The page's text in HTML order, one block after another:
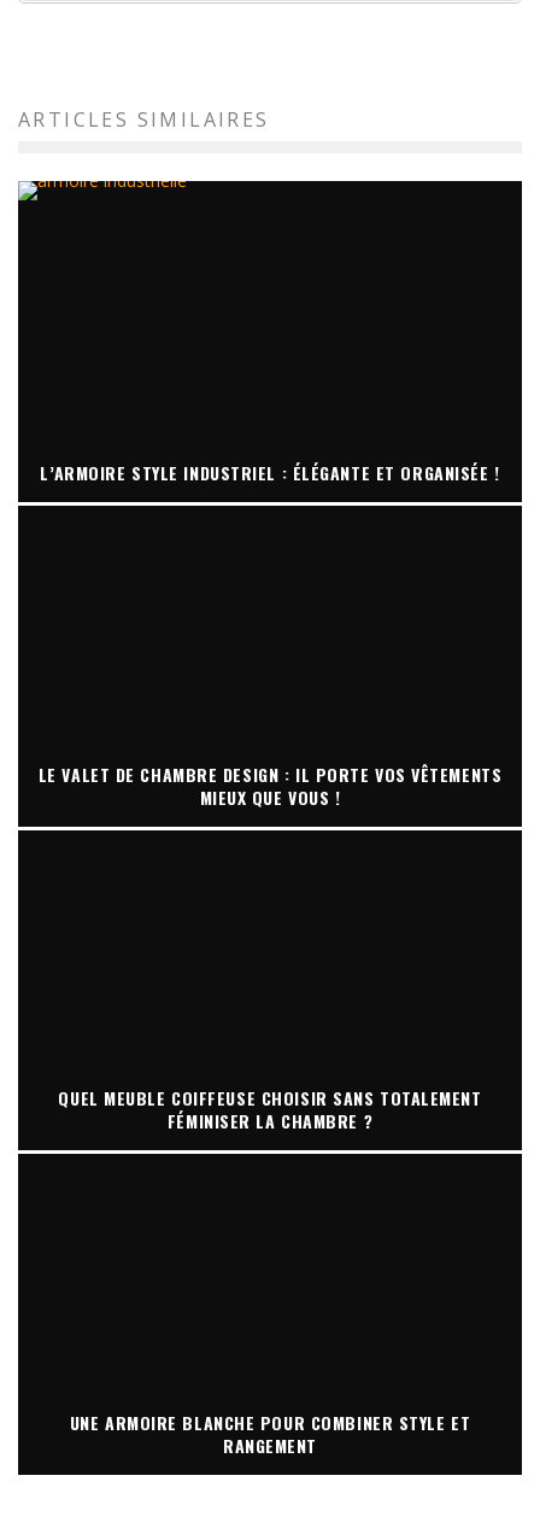
ARTICLES SIMILAIRES
L’ARMOIRE STYLE INDUSTRIEL : ÉLÉGANTE ET ORGANISÉE !
LE VALET DE CHAMBRE DESIGN : IL PORTE VOS VÊTEMENTS
MIEUX QUE VOUS !
QUEL MEUBLE COIFFEUSE CHOISIR SANS TOTALEMENT
FÉMINISER LA CHAMBRE ?
UNE ARMOIRE BLANCHE POUR COMBINER STYLE ET
RANGEMENT